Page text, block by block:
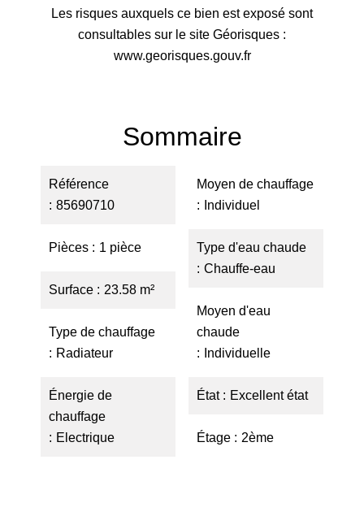
Les risques auxquels ce bien est exposé sont
consultables sur le site Géorisques :
www.georisques.gouv.fr
Sommaire
Référence
85690710
Pièces 1 pièce
Surface 23.58 m²
Type de chauffage
Radiateur
Énergie de
chauffage
Electrique
Moyen de chauffage
Individuel
Type d'eau chaude
Chauffe-eau
Moyen d'eau
chaude
Individuelle
État Excellent état
Étage 2ème